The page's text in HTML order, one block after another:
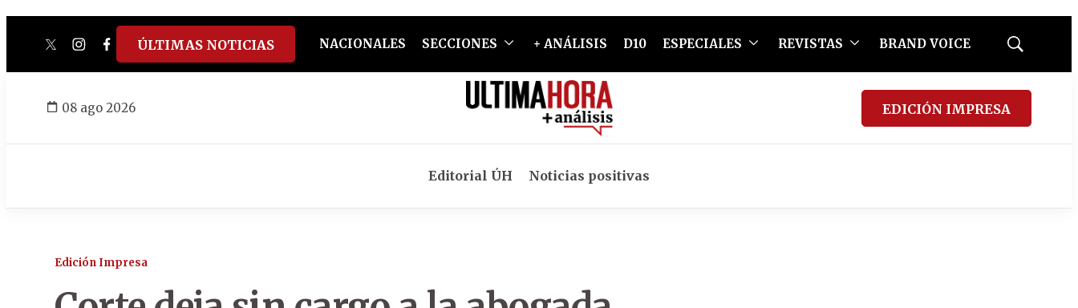
twitterinstagram
facebook
tiktokyoutube
spotify
ÚLTIMAS NOTICIAS NACIONALES SECCIONES + ANÁLISIS D10 ESPECIALES REVISTAS BRAND VOICE
Mostrar
08 ago 2026 EDICIÓN IMPRESA
Editorial ÚH Noticias positivas
Edición Impresa